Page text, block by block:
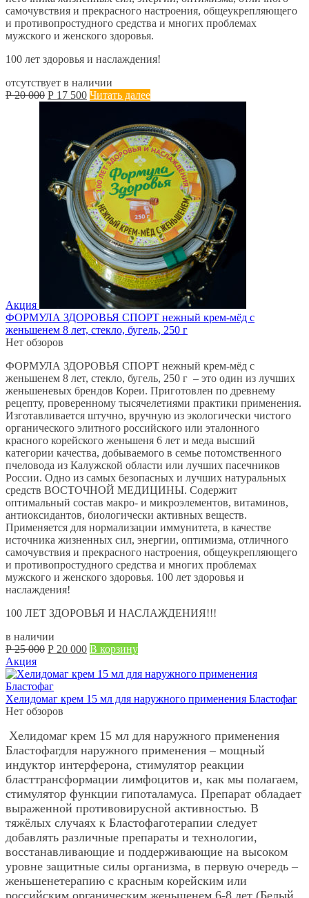
самочувствия и прекрасного настроения, общеукрепляющего
и противопростудного средства и многих проблемах
мужского и женского здоровья.
100 лет здоровья и наслаждения!
отсутствует в наличии
Р 20 000 Первоначальная
20 000.
Р 17 500Текущая
17 500.
Читать далее
Акция
ФОРМУЛА ЗДОРОВЬЯ СПОРТ нежный крем-мёд с
женьшенем 8 лет, стекло, бугель, 250 г
Нет обзоров
ФОРМУЛА ЗДОРОВЬЯ СПОРТ нежный крем-мёд с
женьшенем 8 лет, стекло, бугель, 250 г – это один из лучших
женьшеневых брендов Кореи. Приготовлен по древнему
рецепту, проверенному тысячелетиями практики применения.
Изготавливается штучно, вручную из экологически чистого
органического элитного российского или эталонного
красного корейского женьшеня 6 лет и меда высший
категории качества, добываемого в семье потомственного
пчеловода из Калужской области или лучших пасечников
России. Одно из самых безопасных и лучших натуральных
средств ВОСТОЧНОЙ МЕДИЦИНЫ. Содержит
оптимальный состав макро- и микроэлементов, витаминов,
антиоксидантов, биологически активных веществ.
Применяется для нормализации иммунитета, в качестве
источника жизненных сил, энергии, оптимизма, отличного
самочувствия и прекрасного настроения, общеукрепляющего
и противопростудного средства и многих проблемах
мужского и женского здоровья. 100 лет здоровья и
наслаждения!
100 ЛЕТ ЗДОРОВЬЯ И НАСЛАЖДЕНИЯ!!!
в наличии
Р 25 000 Первоначальная
составляла
Р
25 000.
Р 20 000Текущая
Р
В корзину
Акция
Хелидомаг крем 15 мл для наружного применения Бластофаг
Нет обзоров
Хелидомаг крем 15 мл для наружного применения
Бластофагдля наружного применения – мощный
индуктор интерферона, стимулятор реакции
бласттрансформации лимфоцитов и, как мы полагаем,
стимулятор функции гипоталамуса. Препарат обладает
выраженной противовирусной активностью. В
тяжёлых случаях к Бластофаготерапии следует
добавлять различные препараты и технологии,
восстанавливающие и поддерживающие на высоком
уровне защитные силы организма, в первую очередь –
женьшенетерапию с красным корейским или
российским органическим женьшенем 6-8 лет (Белый